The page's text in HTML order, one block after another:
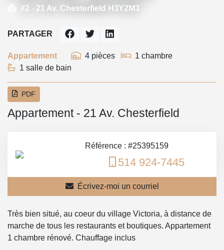
#2 - 21 Av. Chesterfield H3Y2M3
Appartement 4 pièces
1 chambre
1 salle de bain
PARTAGER
PDF
Appartement - 21 Av. Chesterfield
Référence : #25395159
514 924-7445
Écrivez-moi un courriel
Très bien situé, au coeur du village Victoria, à distance de
marche de tous les restaurants et boutiques. Appartement
1 chambre rénové. Chauffage inclus